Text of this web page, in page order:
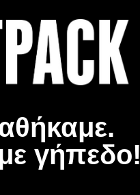
γήπεδο!